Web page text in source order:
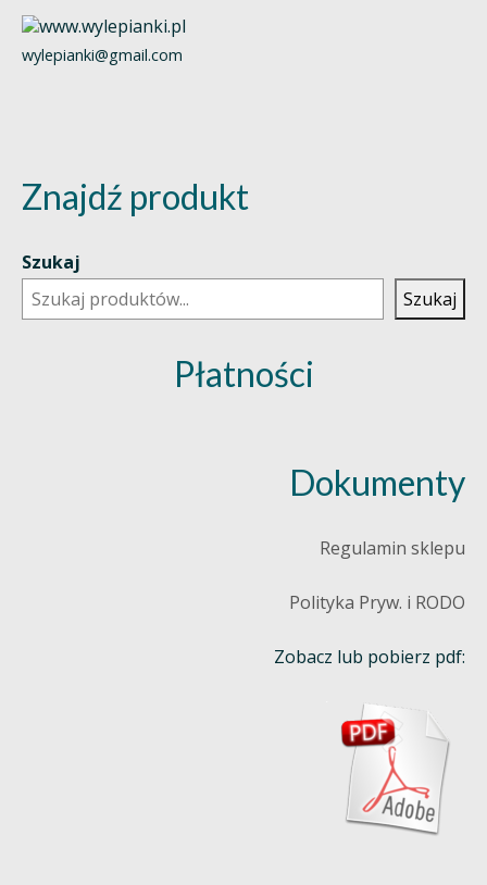
wylepianki@gmail.com
Znajdź produkt
Szukaj
Szukaj
Płatności
Dokumenty
Regulamin sklepu
Polityka Pryw. i RODO
Zobacz lub pobierz pdf: